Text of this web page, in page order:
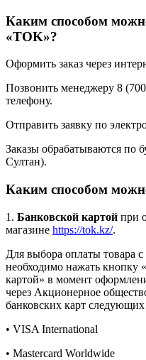
Каким способом
«TOK»?
Оформить заказ через
Позвонить менеджеру 8
телефону.
Отправить заявку по
Заказы обрабатываются по
Султан).
Каким способом
1. Банковской картой при
магазине https://tok.kz/.
Для выбора оплаты товара
необходимо нажать кнопку
картой» в момент
через Акционерное
банковских карт
• VISA International
• Mastercard Worldwide